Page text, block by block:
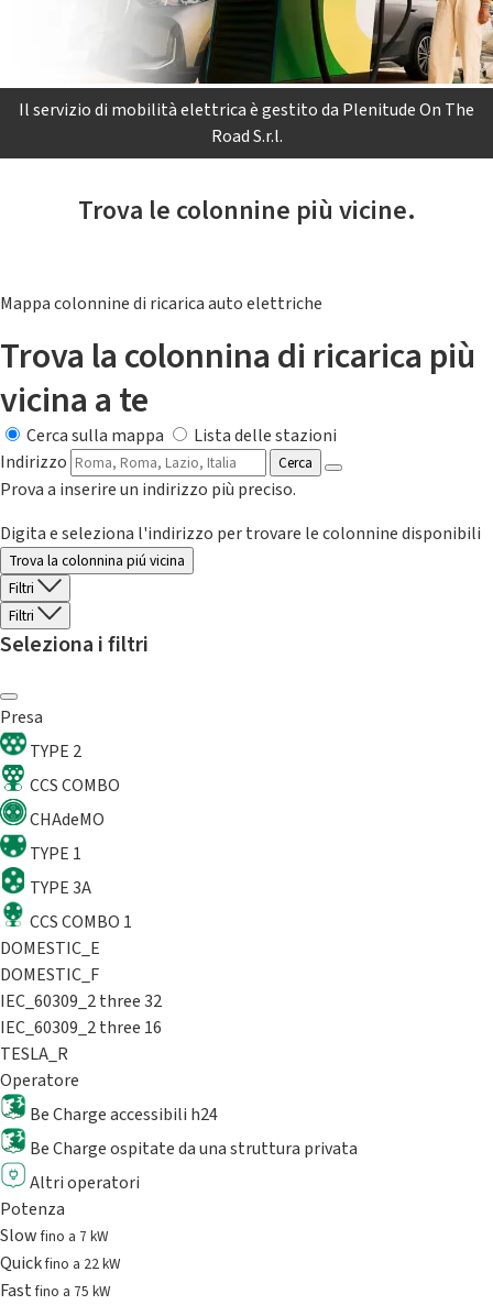
Il servizio di mobilità elettrica è gestito da Plenitude On The
Road S.r.l.
Trova le colonnine più vicine.
Mappa colonnine di ricarica auto elettriche
Trova la colonnina di ricarica più
vicina a te
Cerca sulla mappa
Lista delle stazioni
Indirizzo
Cerca
Prova a inserire un indirizzo più preciso.
Digita e seleziona l'indirizzo per trovare le colonnine disponibili
Trova la colonnina piú vicina
Filtri
Filtri
Seleziona i filtri
Presa
TYPE 2
CCS COMBO
CHAdeMO
TYPE 1
TYPE 3A
CCS COMBO 1
DOMESTIC_E
DOMESTIC_F
IEC_60309_2 three 32
IEC_60309_2 three 16
TESLA_R
Operatore
Be Charge accessibili h24
Be Charge ospitate da una struttura privata
Altri operatori
Potenza
Slowfino a 7 kW
Quickfino a 22 kW
Fastfino a 75 kW